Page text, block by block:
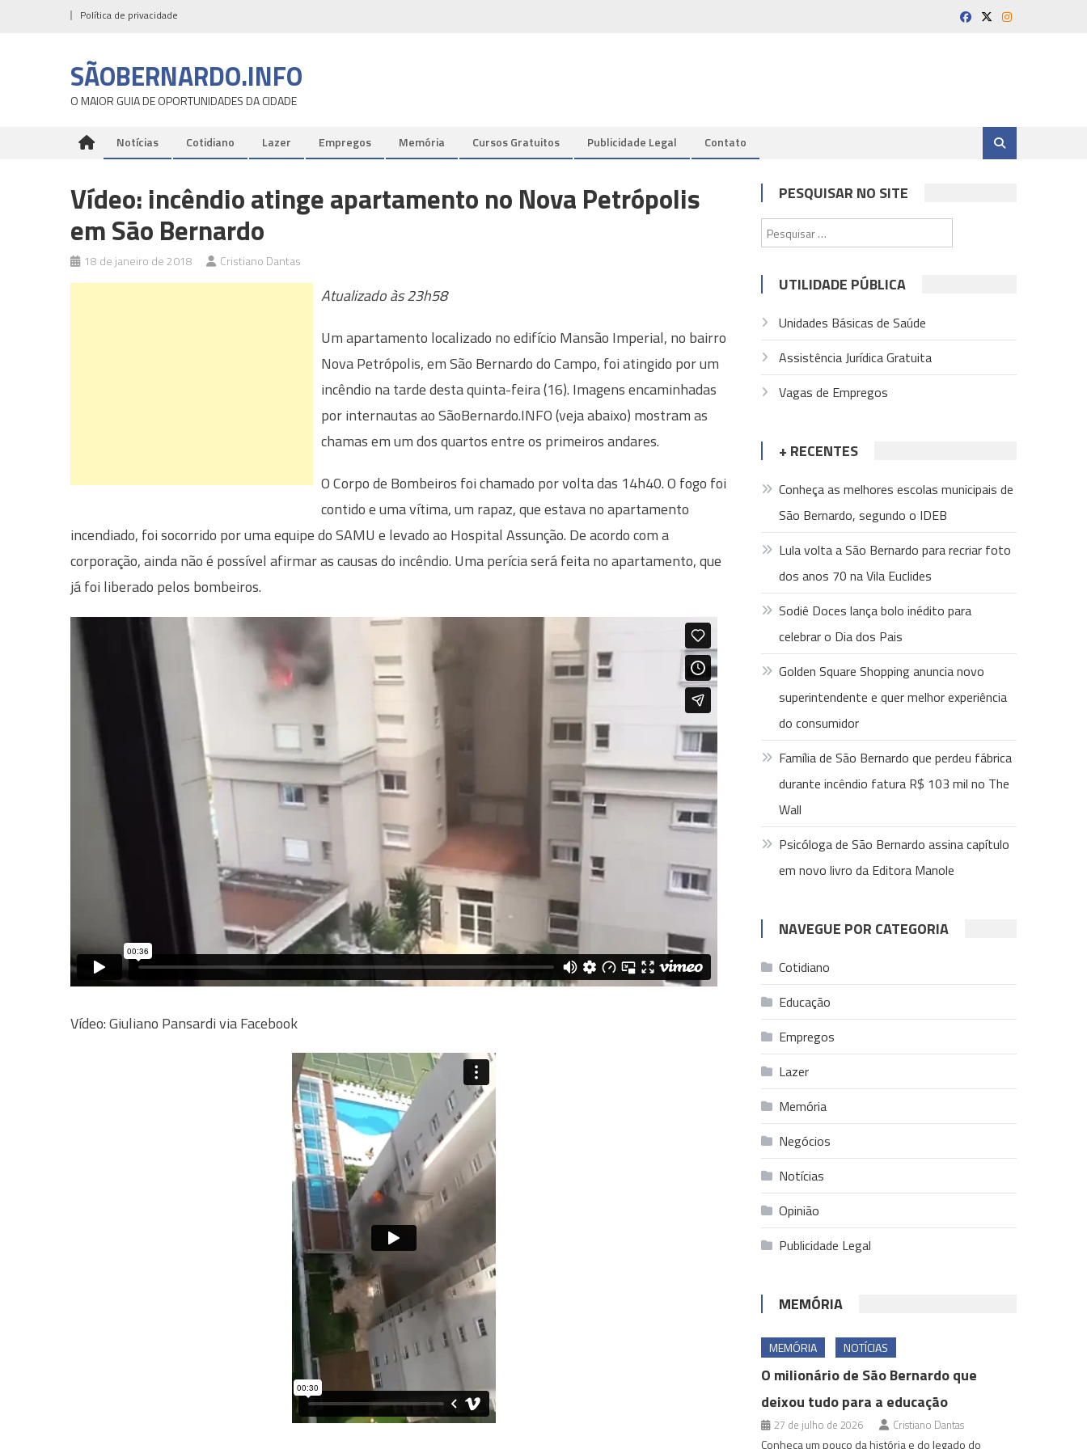
Política de privacidade
SÃOBERNARDO.INFO
O MAIOR GUIA DE OPORTUNIDADES DA CIDADE
Notícias Cotidiano Lazer Empregos Memória Cursos Gratuitos Publicidade Legal Contato
Vídeo: incêndio atinge apartamento no Nova Petrópolis
em São Bernardo
18 de janeiro de 2018 Cristiano Dantas
Atualizado às 23h58
Um apartamento localizado no edifício Mansão Imperial, no bairro
Nova Petrópolis, em São Bernardo do Campo, foi atingido por um
incêndio na tarde desta quinta-feira (16). Imagens encaminhadas
por internautas ao SãoBernardo.INFO (veja abaixo) mostram as
chamas em um dos quartos entre os primeiros andares.
O Corpo de Bombeiros foi chamado por volta das 14h40. O fogo foi
contido e uma vítima, um rapaz, que estava no apartamento
incendiado, foi socorrido por uma equipe do SAMU e levado ao Hospital Assunção. De acordo com a
corporação, ainda não é possível afirmar as causas do incêndio. Uma perícia será feita no apartamento, que
já foi liberado pelos bombeiros.
Vídeo: Giuliano Pansardi via Facebook
PESQUISAR NO SITE
por:
UTILIDADE PÚBLICA
Unidades Básicas de Saúde
Assistência Jurídica Gratuita
Vagas de Empregos
+ RECENTES
Conheça as melhores escolas municipais de
São Bernardo, segundo o IDEB
Lula volta a São Bernardo para recriar foto
dos anos 70 na Vila Euclides
Sodiê Doces lança bolo inédito para
celebrar o Dia dos Pais
Golden Square Shopping anuncia novo
superintendente e quer melhor experiência
do consumidor
Família de São Bernardo que perdeu fábrica
durante incêndio fatura R$ 103 mil no The
Wall
Psicóloga de São Bernardo assina capítulo
em novo livro da Editora Manole
NAVEGUE POR CATEGORIA
Cotidiano
Educação
Empregos
Lazer
Memória
Negócios
Notícias
Opinião
Publicidade Legal
MEMÓRIA
MEMÓRIA NOTÍCIAS
O milionário de São Bernardo que
deixou tudo para a educação
27 de julho de 2026 Cristiano Dantas
Conheça um pouco da história e do legado do